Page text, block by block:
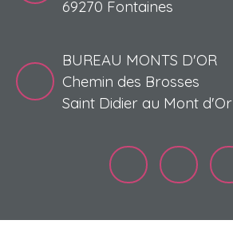
69270 Fontaines
BUREAU MONTS D'OR
Chemin des Brosses
Saint Didier au Mont d'Or